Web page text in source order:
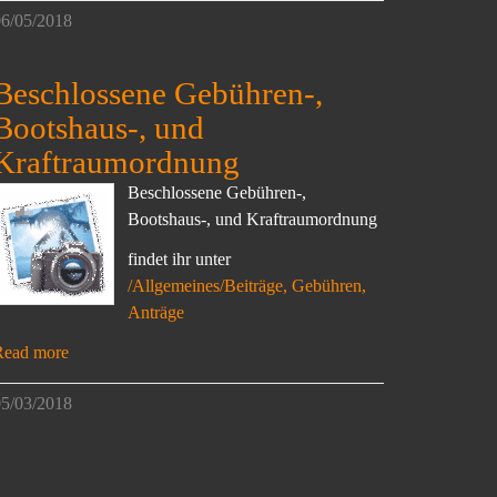
05/2018
Gebühren-,
, und
Beschlossene Gebühren-,
Bootshaus-, und Kraftraumordnung
findet ihr unter
/Allgemeines/Beiträge, Gebühren,
Anträge
more
03/2018